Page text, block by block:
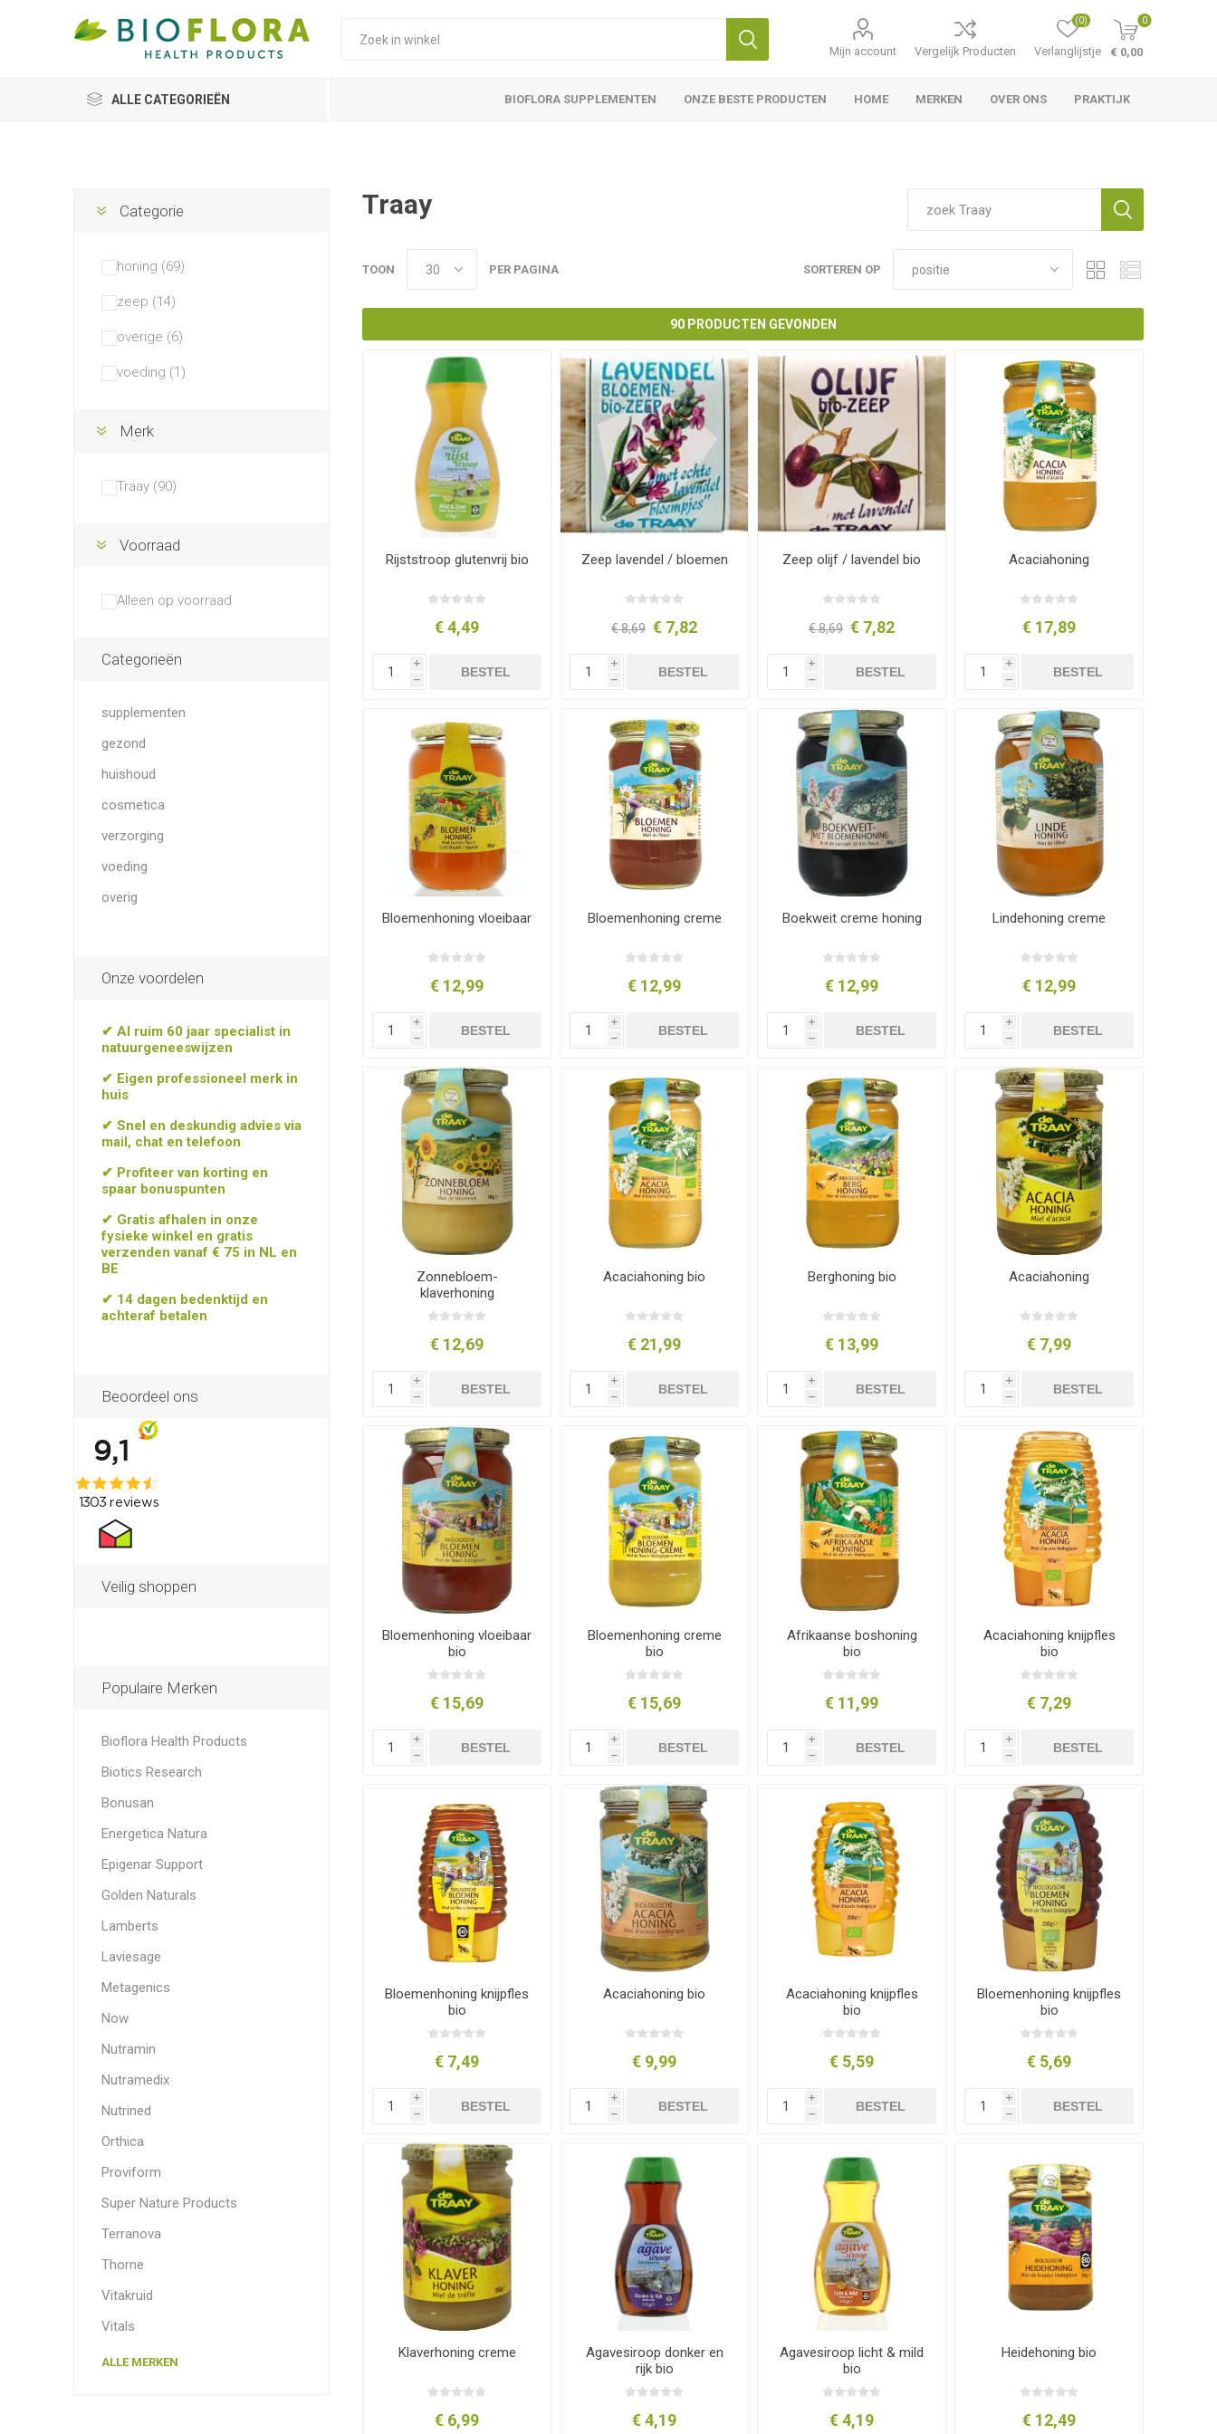
Mijn account Vergelijk Producten Verlanglijstje
(0) 0
€ 0,00
ALLE CATEGORIEËN BIOFLORA SUPPLEMENTEN ONZE BESTE PRODUCTEN HOME MERKEN OVER ONS PRAKTIJK
Traay
SORTEREN OP
TOON PER PAGINA
90 PRODUCTEN GEVONDEN
Rijststroop glutenvrij bio
€ 4,49
i
h
BESTEL
Zeep lavendel / bloemen
€ 8,69 € 7,82
i
h
BESTEL
Zeep olijf / lavendel bio
€ 8,69 € 7,82
i
h
BESTEL
Acaciahoning
€ 17,89
i
h
BESTEL
Bloemenhoning vloeibaar
€ 12,99
i
h
BESTEL
Bloemenhoning creme
€ 12,99
i
h
BESTEL
Boekweit creme honing
€ 12,99
i
h
BESTEL
Lindehoning creme
€ 12,99
i
h
BESTEL
Zonnebloem-
klaverhoning
€ 12,69
i
h
BESTEL
Acaciahoning bio
€ 21,99
i
h
BESTEL
Berghoning bio
€ 13,99
i
h
BESTEL
Acaciahoning
€ 7,99
i
h
BESTEL
Bloemenhoning vloeibaar
bio
€ 15,69
i
h
BESTEL
Bloemenhoning creme
bio
€ 15,69
i
h
BESTEL
Afrikaanse boshoning
bio
€ 11,99
i
h
BESTEL
Acaciahoning knijpfles
bio
€ 7,29
i
h
BESTEL
Bloemenhoning knijpfles
bio
€ 7,49
i
h
BESTEL
Acaciahoning bio
€ 9,99
i
h
BESTEL
Acaciahoning knijpfles
bio
€ 5,59
i
h
BESTEL
Bloemenhoning knijpfles
bio
€ 5,69
i
h
BESTEL
Klaverhoning creme
€ 6,99
Agavesiroop donker en
rijk bio
€ 4,19
Agavesiroop licht & mild
bio
€ 4,19
Heidehoning bio
€ 12,49
Categorie
honing (69)
zeep (14)
overige (6)
voeding (1)
Merk
Traay (90)
Voorraad
Alleen op voorraad
Categorieën
supplementen
gezond
huishoud
cosmetica
verzorging
voeding
overig
Onze voordelen
✔ Al ruim 60 jaar specialist in
natuurgeneeswijzen
✔ Eigen professioneel merk in
huis
✔ Snel en deskundig advies via
mail, chat en telefoon
✔ Profiteer van korting en
spaar bonuspunten
✔ Gratis afhalen in onze
fysieke winkel en gratis
verzenden vanaf € 75 in NL en
BE
✔ 14 dagen bedenktijd en
achteraf betalen
Beoordeel ons
Veilig shoppen
Populaire Merken
Bioflora Health Products
Biotics Research
Bonusan
Energetica Natura
Epigenar Support
Golden Naturals
Lamberts
Laviesage
Metagenics
Now
Nutramin
Nutramedix
Nutrined
Orthica
Proviform
Super Nature Products
Terranova
Thorne
Vitakruid
Vitals
ALLE MERKEN